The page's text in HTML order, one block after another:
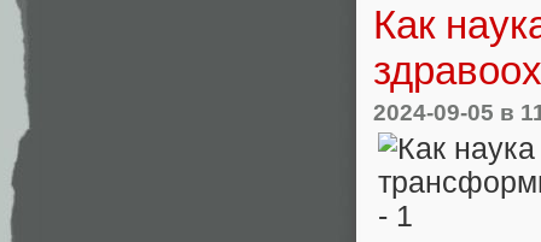
Как
2024-09-05 в